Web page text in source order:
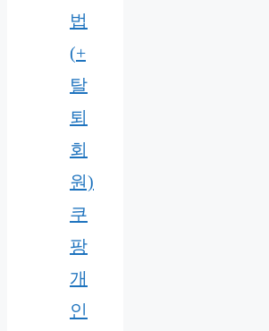
법
(+
탈
퇴
회
원)
쿠
팡
개
인